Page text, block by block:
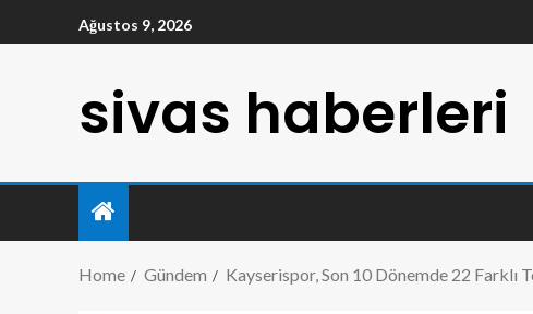
Ağustos 9, 2026
sivas haberleri
Home Gündem Kayserispor, Son 10 Dönemde 22 Farklı